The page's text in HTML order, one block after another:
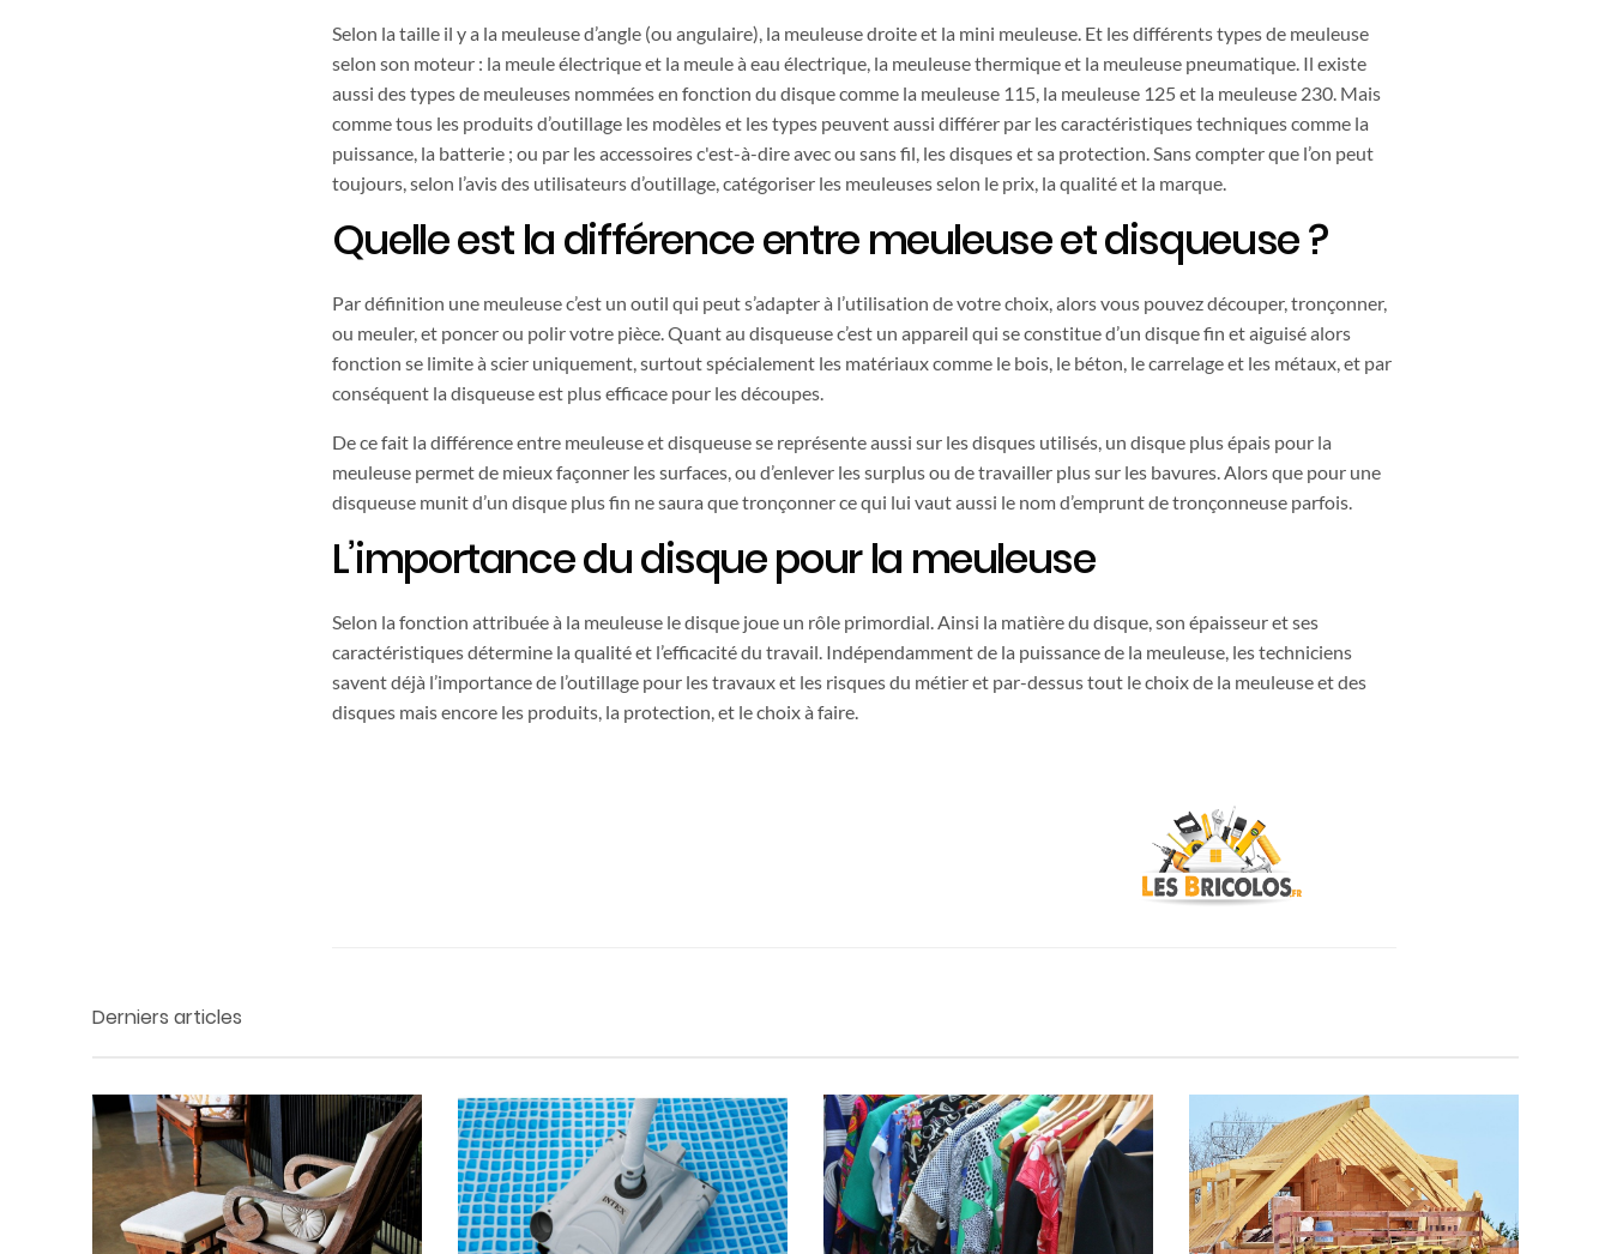
Selon la taille il y a la meuleuse d’angle (ou angulaire), la meuleuse droite et la mini meuleuse. Et les différents types de meuleuse
selon son moteur : la meule électrique et la meule à eau électrique, la meuleuse thermique et la meuleuse pneumatique. Il existe
aussi des types de meuleuses nommées en fonction du disque comme la meuleuse 115, la meuleuse 125 et la meuleuse 230. Mais
comme tous les produits d’outillage les modèles et les types peuvent aussi différer par les caractéristiques techniques comme la
puissance, la batterie ; ou par les accessoires c'est-à-dire avec ou sans fil, les disques et sa protection. Sans compter que l’on peut
toujours, selon l’avis des utilisateurs d’outillage, catégoriser les meuleuses selon le prix, la qualité et la marque.
Quelle est la différence entre meuleuse et disqueuse ?
Par définition une meuleuse c’est un outil qui peut s’adapter à l’utilisation de votre choix, alors vous pouvez découper, tronçonner,
ou meuler, et poncer ou polir votre pièce. Quant au disqueuse c’est un appareil qui se constitue d’un disque fin et aiguisé alors
fonction se limite à scier uniquement, surtout spécialement les matériaux comme le bois, le béton, le carrelage et les métaux, et par
conséquent la disqueuse est plus efficace pour les découpes.
De ce fait la différence entre meuleuse et disqueuse se représente aussi sur les disques utilisés, un disque plus épais pour la
meuleuse permet de mieux façonner les surfaces, ou d’enlever les surplus ou de travailler plus sur les bavures. Alors que pour une
disqueuse munit d’un disque plus fin ne saura que tronçonner ce qui lui vaut aussi le nom d’emprunt de tronçonneuse parfois.
L’importance du disque pour la meuleuse
Selon la fonction attribuée à la meuleuse le disque joue un rôle primordial. Ainsi la matière du disque, son épaisseur et ses
caractéristiques détermine la qualité et l’efficacité du travail. Indépendamment de la puissance de la meuleuse, les techniciens
savent déjà l’importance de l’outillage pour les travaux et les risques du métier et par-dessus tout le choix de la meuleuse et des
disques mais encore les produits, la protection, et le choix à faire.
Derniers articles